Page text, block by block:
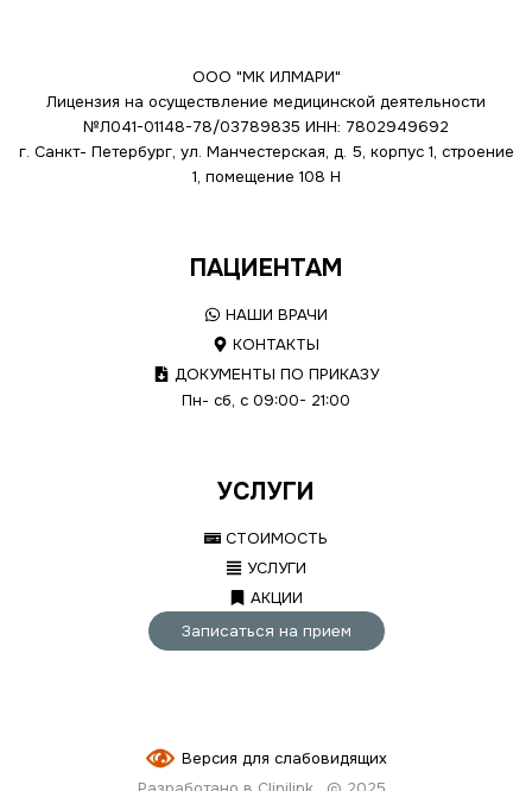
ООО "МК ИЛМАРИ"
Лицензия на осуществление медицинской деятельности
№Л041-01148-78/03789835 ИНН: 7802949692
г. Санкт- Петербург, ул. Манчестерская, д. 5, корпус 1, строение
1, помещение 108 Н
ПАЦИЕНТАМ
НАШИ ВРАЧИ
КОНТАКТЫ
ДОКУМЕНТЫ ПО ПРИКАЗУ
Пн- сб, с 09:00- 21:00
УСЛУГИ
СТОИМОСТЬ
УСЛУГИ
АКЦИИ
Записаться на прием
Версия для слабовидящих